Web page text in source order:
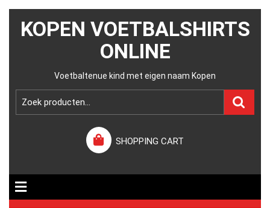
KOPEN VOETBALSHIRTS
ONLINE
Voetbaltenue kind met eigen naam Kopen
SHOPPING CART